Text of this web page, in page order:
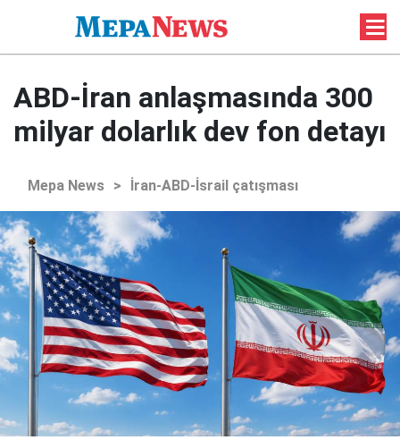
ABD-İran anlaşmasında 300
milyar dolarlık dev fon detayı
Mepa News > İran-ABD-İsrail çatışması